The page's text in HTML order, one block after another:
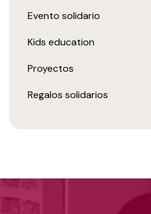
Evento solidario
Kids education
Proyectos
Regalos solidarios